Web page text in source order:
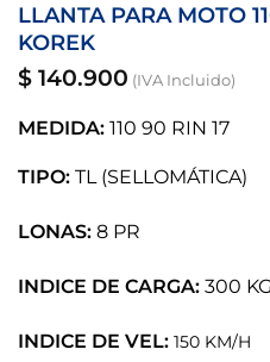
LLANTA PARA MOTO
KOREK
$ 140.900 (IVA Incluido)
MEDIDA: 110 90 RIN 17
TIPO: TL (SELLOMÁTICA)
LONAS: 8 PR
INDICE DE CARGA: 300 KG
INDICE DE VEL: 150 KM/H